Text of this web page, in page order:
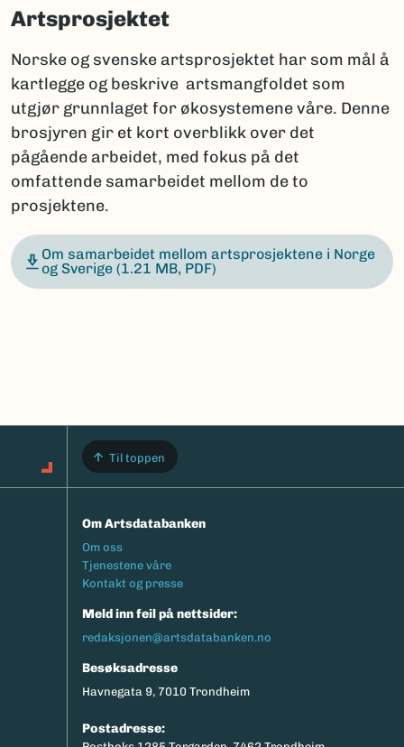
Artsprosjektet
Norske og svenske artsprosjektet har som mål å
kartlegge og beskrive artsmangfoldet som
utgjør grunnlaget for økosystemene våre. Denne
brosjyren gir et kort overblikk over det
pågående arbeidet, med fokus på det
omfattende samarbeidet mellom de to
prosjektene.
Om samarbeidet mellom artsprosjektene i Norge
og Sverige (1.21 MB, PDF)
Til toppen
Om Artsdatabanken
Footermeny
Om oss
Tjenestene våre
Kontakt og presse
Meld inn feil på nettsider:
redaksjonen@artsdatabanken.no
Besøksadresse
Havnegata 9, 7010 Trondheim
Postadresse: